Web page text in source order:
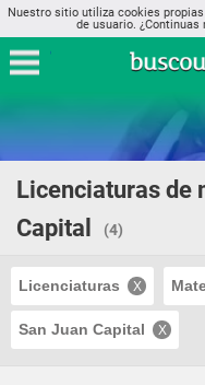
Nuestro sitio utiliza cookies
de usuario. ¿Continuas
Licenciaturas de
Capital
(4)
Licenciaturas
San Juan Capital